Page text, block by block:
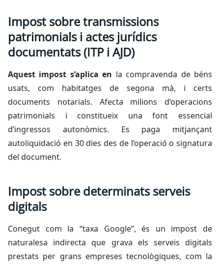
Impost sobre transmissions
patrimonials i actes jurídics
documentats (ITP i AJD)
Aquest impost s’aplica en la compravenda de béns
usats, com habitatges de segona mà, i certs
documents notarials. Afecta milions d’operacions
patrimonials i constitueix una font essencial
d’ingressos autonòmics. Es paga mitjançant
autoliquidació en 30 dies des de l’operació o signatura
del document.
Impost sobre determinats serveis
digitals
Conegut com la “taxa Google”, és un impost de
naturalesa indirecta que grava els serveis digitals
prestats per grans empreses tecnològiques, com la